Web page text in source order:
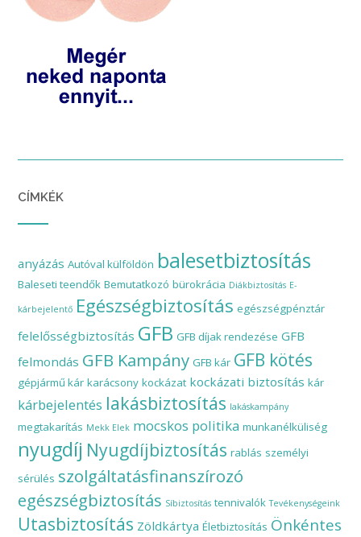
CÍMKÉK
anyázás Autóval külföldön balesetbiztosítás
Baleseti teendők Bemutatkozó bürokrácia Diákbiztosítás E-
kárbejelentő Egészségbiztosítás egészségpénztár
felelősségbiztosítás GFB GFB díjak rendezése GFB
felmondás GFB Kampány GFB kár GFB kötés
gépjármű kár karácsony kockázat kockázati biztosítás kár
kárbejelentés lakásbiztosítás lakáskampány
megtakarítás Mekk Elek mocskos politika munkanélküliség
nyugdíj Nyugdíjbiztosítás rablás személyi
sérülés szolgáltatásfinanszírozó
egészségbiztosítás Síbiztosítás tennivalók Tevékenységeink
Utasbiztosítás Zöldkártya Életbiztosítás Önkéntes